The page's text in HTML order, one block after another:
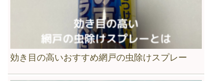
効き目の高いおすすめ網戸の虫除けスプレー